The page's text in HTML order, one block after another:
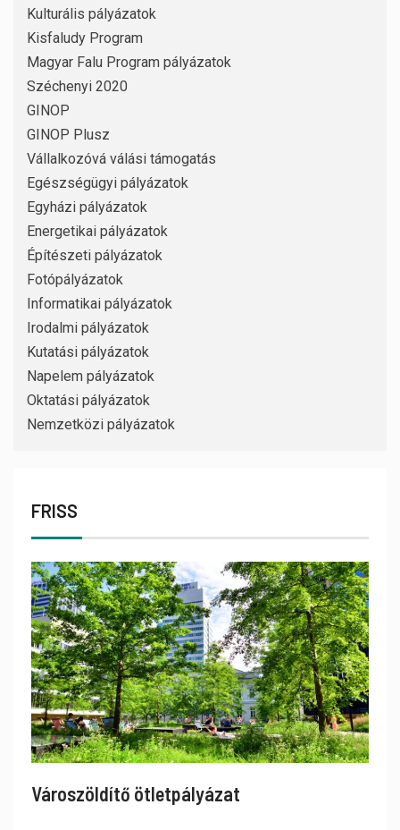
Kulturális pályázatok
Kisfaludy Program
Magyar Falu Program pályázatok
Széchenyi 2020
GINOP
GINOP Plusz
Vállalkozóvá válási támogatás
Egészségügyi pályázatok
Egyházi pályázatok
Energetikai pályázatok
Építészeti pályázatok
Fotópályázatok
Informatikai pályázatok
Irodalmi pályázatok
Kutatási pályázatok
Napelem pályázatok
Oktatási pályázatok
Nemzetközi pályázatok
FRISS
Városzöldítő ötletpályázat